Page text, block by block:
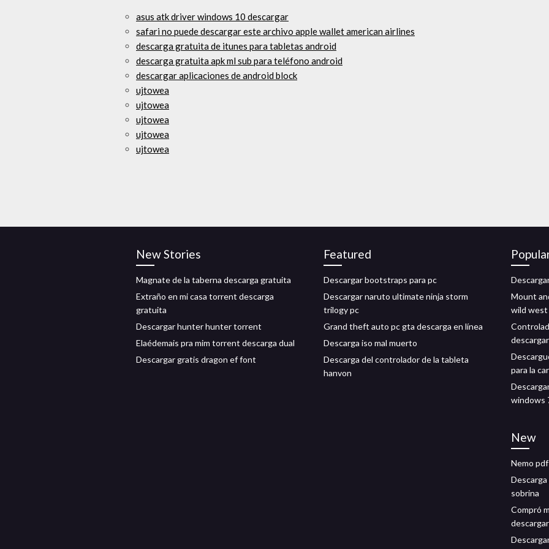
asus atk driver windows 10 descargar
safari no puede descargar este archivo apple wallet american airlines
descarga gratuita de itunes para tabletas android
descarga gratuita apk ml sub para teléfono android
descargar aplicaciones de android block
ujtowea
ujtowea
ujtowea
ujtowea
ujtowea
New Stories
Magnate de la taberna descarga gratuita
Extraño en mi casa torrent descarga
gratuita
Descargar hunter hunter torrent
Elaédemais pra mim torrent descarga dual
Descargar gratis dragon ef font
Featured
Descargar bootstraps para pc
Descargar naruto ultimate ninja storm
trilogy pc
Grand theft auto pc gta descarga en línea
Descarga iso mal muerto
Descarga del controlador de la tableta
hanvon
Mount
wild west
para la
windows
New
Nemo
sobrina
Compró